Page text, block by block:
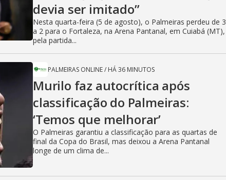
odevia ser imitado”
Nesta quarta-feira (5 de agosto), o Palmeiras perdeu de 3
a 2 para o Fortaleza, na Arena Pantanal, em Cuiabá (MT),
pela partida...
PALMEIRAS ONLINE/ HÁ 36 MINUTOS
Murilo faz autocrítica após
classificação do Palmeiras:
‘Temos que melhorar’
O Palmeiras garantiu a classificação para as quartas de
final da Copa do Brasil, mas deixou a Arena Pantanal
longe de um clima de...